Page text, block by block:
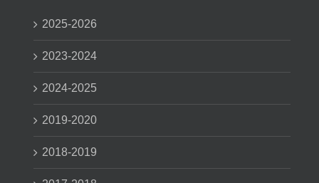
2025-2026
2023-2024
2024-2025
2019-2020
2018-2019